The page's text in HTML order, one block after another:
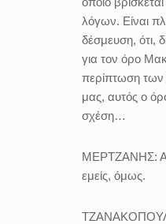
λόγων. Είναι
δέσμευση, ότι,
για τον όρο
περίπτωση των
μας, αυτός ο
σχέση…
ΜΕΡΤΖΑΝΗΣ:
εμείς, όμως.